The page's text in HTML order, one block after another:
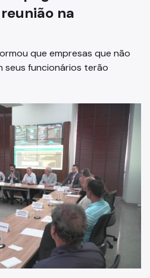
na
que empresas que não
seus funcionários terão